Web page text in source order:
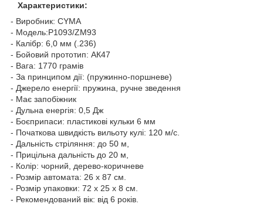
Характеристики:
- Виробник: CYMA
- Модель:P1093/ZM93
- Калібр: 6,0 мм (.236)
- Бойовий прототип: АК47
- Вага: 1770 грамів
- За принципом дії: (пружинно-поршневе)
- Джерело енергії: пружина, ручне зведення
- Має запобіжник
- Дульна енергія: 0,5 Дж
- Боєприпаси: пластикові кульки 6 мм
- Початкова швидкість вильоту кулі: 120 м/с.
- Дальність стріляння: до 50 м,
- Прицільна дальність до 20 м,
- Колір: чорний, дерево-коричневе
- Розмір автомата: 26 х 87 см.
- Розмір упаковки: 72 х 25 х 8 см.
- Рекомендований вік: від 6 років.